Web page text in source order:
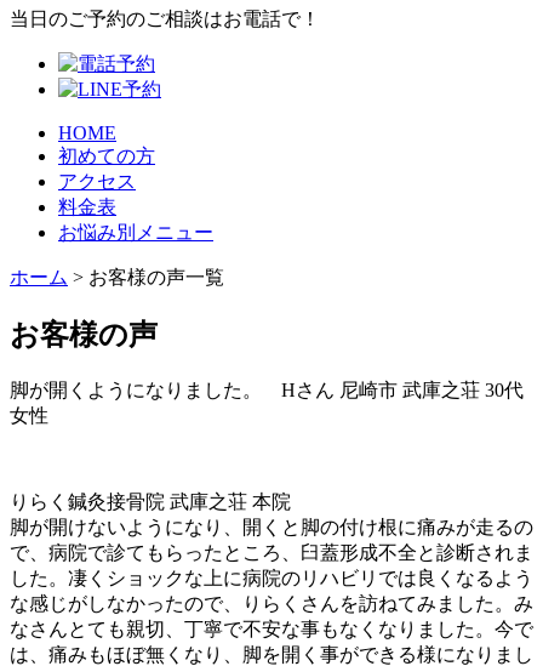
当日のご予約のご相談はお電話で！
HOME
初めての方
アクセス
料金表
お悩み別メニュー
ホーム > お客様の声一覧
お客様の声
脚が開くようになりました。 Hさん 尼崎市 武庫之荘 30代
女性
りらく鍼灸接骨院 武庫之荘 本院
脚が開けないようになり、開くと脚の付け根に痛みが走るの
で、病院で診てもらったところ、臼蓋形成不全と診断されま
した。凄くショックな上に病院のリハビリでは良くなるよう
な感じがしなかったので、りらくさんを訪ねてみました。み
なさんとても親切、丁寧で不安な事もなくなりました。今で
は、痛みもほぼ無くなり、脚を開く事ができる様になりまし